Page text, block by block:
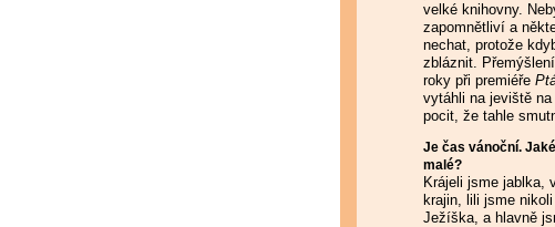
velké knihovny.
zapomnětliví a
nechat, protože
zbláznit.
roky při premiéře
vytáhli na jeviště
pocit, že tahle
Je čas vánoční.
malé?
Krájeli jsme jablka,
krajin, lili jsme
Ježíška, a hlavně